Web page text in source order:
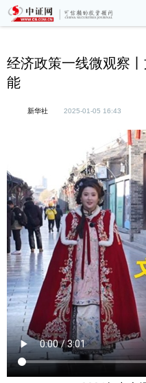
经济政策一线微观察
能
新华社 2025-01-05 16:43